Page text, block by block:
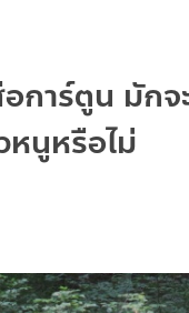
าร์ตูน มักจ
หนูหรือไม่